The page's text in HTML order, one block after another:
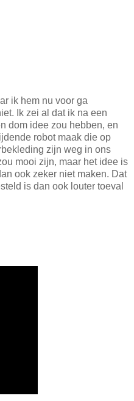
ik hem nu voor ga
Ik zei al dat ik na een
dom idee zou hebben, en
robot maak die op
zijn weg in ons
mooi zijn, maar het idee is
ook zeker niet maken. Dat
is dan ook louter toeval